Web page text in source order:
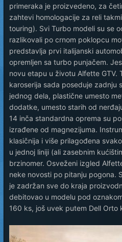
primeraka je proizvedeno, za
zahtevi homologacije za reli
touring). Svi Turbo modeli su se
razlikovali po crnom poklopcu
predstavlja prvi italijanski
opremljen sa turbo punjačem.
novu etapu u životu Alfette GTV.
karoserija sada poseduje zadnju
jednog dela, plastične umesto
dodatke, umesto starih od
14 inča standardna oprema su
izrađene od magnezijuma.
klasičnija i više prilagođena
u jednoj liniji (ali zasebnim
brzinomer. Osveženi izgled
neke novosti po pitanju pogona.
je zadržan sve do kraja
debitovao u modelu pod
160 ks, još uvek putem Dell Orto